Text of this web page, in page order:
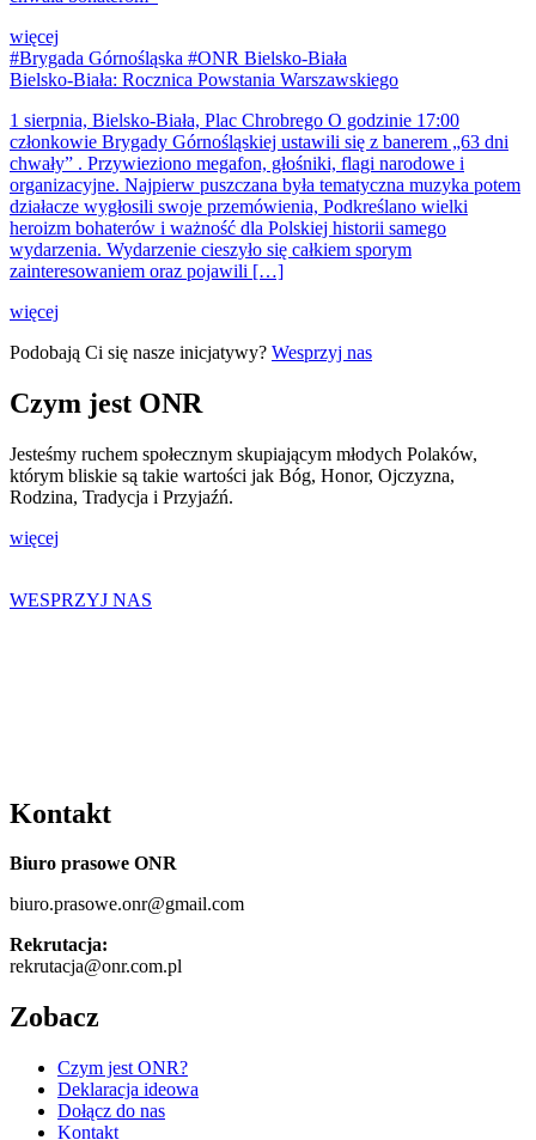
więcej
#Brygada Górnośląska #ONR Bielsko-Biała
Bielsko-Biała: Rocznica Powstania Warszawskiego
1 sierpnia, Bielsko-Biała, Plac Chrobrego O godzinie 17:00
członkowie Brygady Górnośląskiej ustawili się z banerem „63 dni
chwały” . Przywieziono megafon, głośniki, flagi narodowe i
organizacyjne. Najpierw puszczana była tematyczna muzyka potem
działacze wygłosili swoje przemówienia, Podkreślano wielki
heroizm bohaterów i ważność dla Polskiej historii samego
wydarzenia. Wydarzenie cieszyło się całkiem sporym
zainteresowaniem oraz pojawili […]
więcej
Podobają Ci się nasze inicjatywy? Wesprzyj nas
Czym jest ONR
Jesteśmy ruchem społecznym skupiającym młodych Polaków,
którym bliskie są takie wartości jak Bóg, Honor, Ojczyzna,
Rodzina, Tradycja i Przyjaźń.
więcej
WESPRZYJ NAS
Kontakt
Biuro prasowe ONR
biuro.prasowe.onr@gmail.com
Rekrutacja:
rekrutacja@onr.com.pl
Zobacz
Czym jest ONR?
Deklaracja ideowa
Dołącz do nas
Kontakt